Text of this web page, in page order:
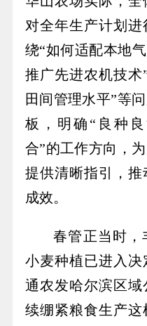
对全年生产计划进
绕“如何适配本地
推广先进农机技术
田间管理水平”等
板，明确“良种
合”的工作方向，
提供清晰指引，
成效。
春管正当时，
小麦种植已进入
通农发哈尔滨区
续绷紧粮食生产这